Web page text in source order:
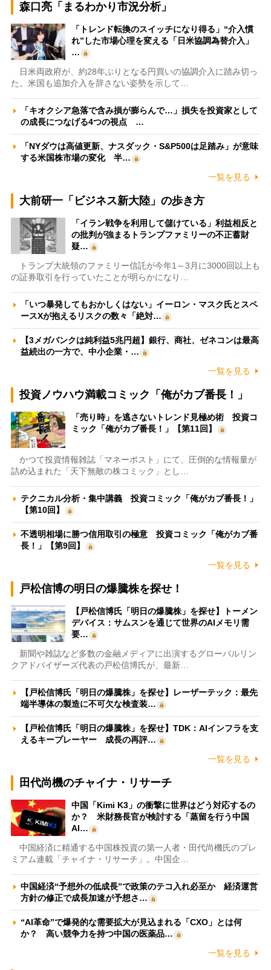
森口亮「まるわかり市況分析」
「トレンド転換のスイッチになり得る」“介入慣
れ”した市場心理を変える「日米協調為替介入」
…
日米両政府が、約28年ぶりとなる円買いの協調介入に踏み切っ
た。米国も追加介入を辞さない姿勢を示して…
「キオクシア急落で含み損が膨らんで…」損失を投資家として
の成長につなげる4つの視点 …
「NYダウは高値更新、ナスダック・S&P500は足踏み」が意味
する米国株市場の変化 半…
一覧を見る
大前研一「ビジネス新大陸」の歩き方
「イラン戦争を利用して儲けている」利益相反と
の批判が強まるトランプファミリーの不正蓄財
疑…
トランプ大統領のファミリー信託が今年1～3月に3000回以上も
の証券取引を行っていたことが明らかになり…
「いつ暴発してもおかしくはない」イーロン・マスク氏とスペ
ースXが抱えるリスクの数々「絶対…
【3メガバンクは純利益5兆円超】銀行、商社、ゼネコンは最高
益続出の一方で、中小企業・…
一覧を見る
投資ノウハウ満載コミック「俺がカブ番長！」
「売り時」を逃さないトレンド見極め術 投資コ
ミック「俺がカブ番長！」【第11回】
かつて投資情報雑誌「マネーポスト」にて、圧倒的な情報量が
詰め込まれた「天下無敵の株コミック」とし…
テクニカル分析・集中講義 投資コミック「俺がカブ番長！」
【第10回】
不透明相場に勝つ信用取引の極意 投資コミック「俺がカブ番
長！」【第9回】
一覧を見る
戸松信博の明日の爆騰株を探せ！
【戸松信博氏「明日の爆騰株」を探せ】トーメン
デバイス：サムスンを通じて世界のAIメモリ需
要…
新聞や雑誌など多数の金融メディアに出演するグローバルリン
クアドバイザーズ代表の戸松信博氏が、最新…
【戸松信博氏「明日の爆騰株」を探せ】レーザーテック：最先
端半導体の製造に不可欠な検査装…
【戸松信博氏「明日の爆騰株」を探せ】TDK：AIインフラを支
えるキープレーヤー 成長の再評…
一覧を見る
田代尚機のチャイナ・リサーチ
中国「Kimi K3」の衝撃に世界はどう対応するの
か？ 米財務長官が検討する「蒸留を行う中国
AI…
中国経済に精通する中国株投資の第一人者・田代尚機氏のプレ
ミアム連載「チャイナ・リサーチ」。中国企…
中国経済“予想外の低成長”で政策のテコ入れ必至か 経済運営
方針の修正で成長加速が予想さ…
“AI革命”で爆発的な需要拡大が見込まれる「CXO」とは何
か？ 高い競争力を持つ中国の医薬品…
一覧を見る